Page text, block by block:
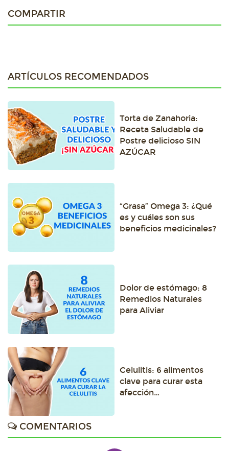
COMPARTIR
ARTÍCULOS RECOMENDADOS
Torta de Zanahoria:
Receta Saludable de
Postre delicioso SIN
AZÚCAR
“Grasa” Omega 3: ¿Qué
es y cuáles son sus
beneficios medicinales?
Dolor de estómago: 8
Remedios Naturales
para Aliviar
Celulitis: 6 alimentos
clave para curar esta
afección…
COMENTARIOS